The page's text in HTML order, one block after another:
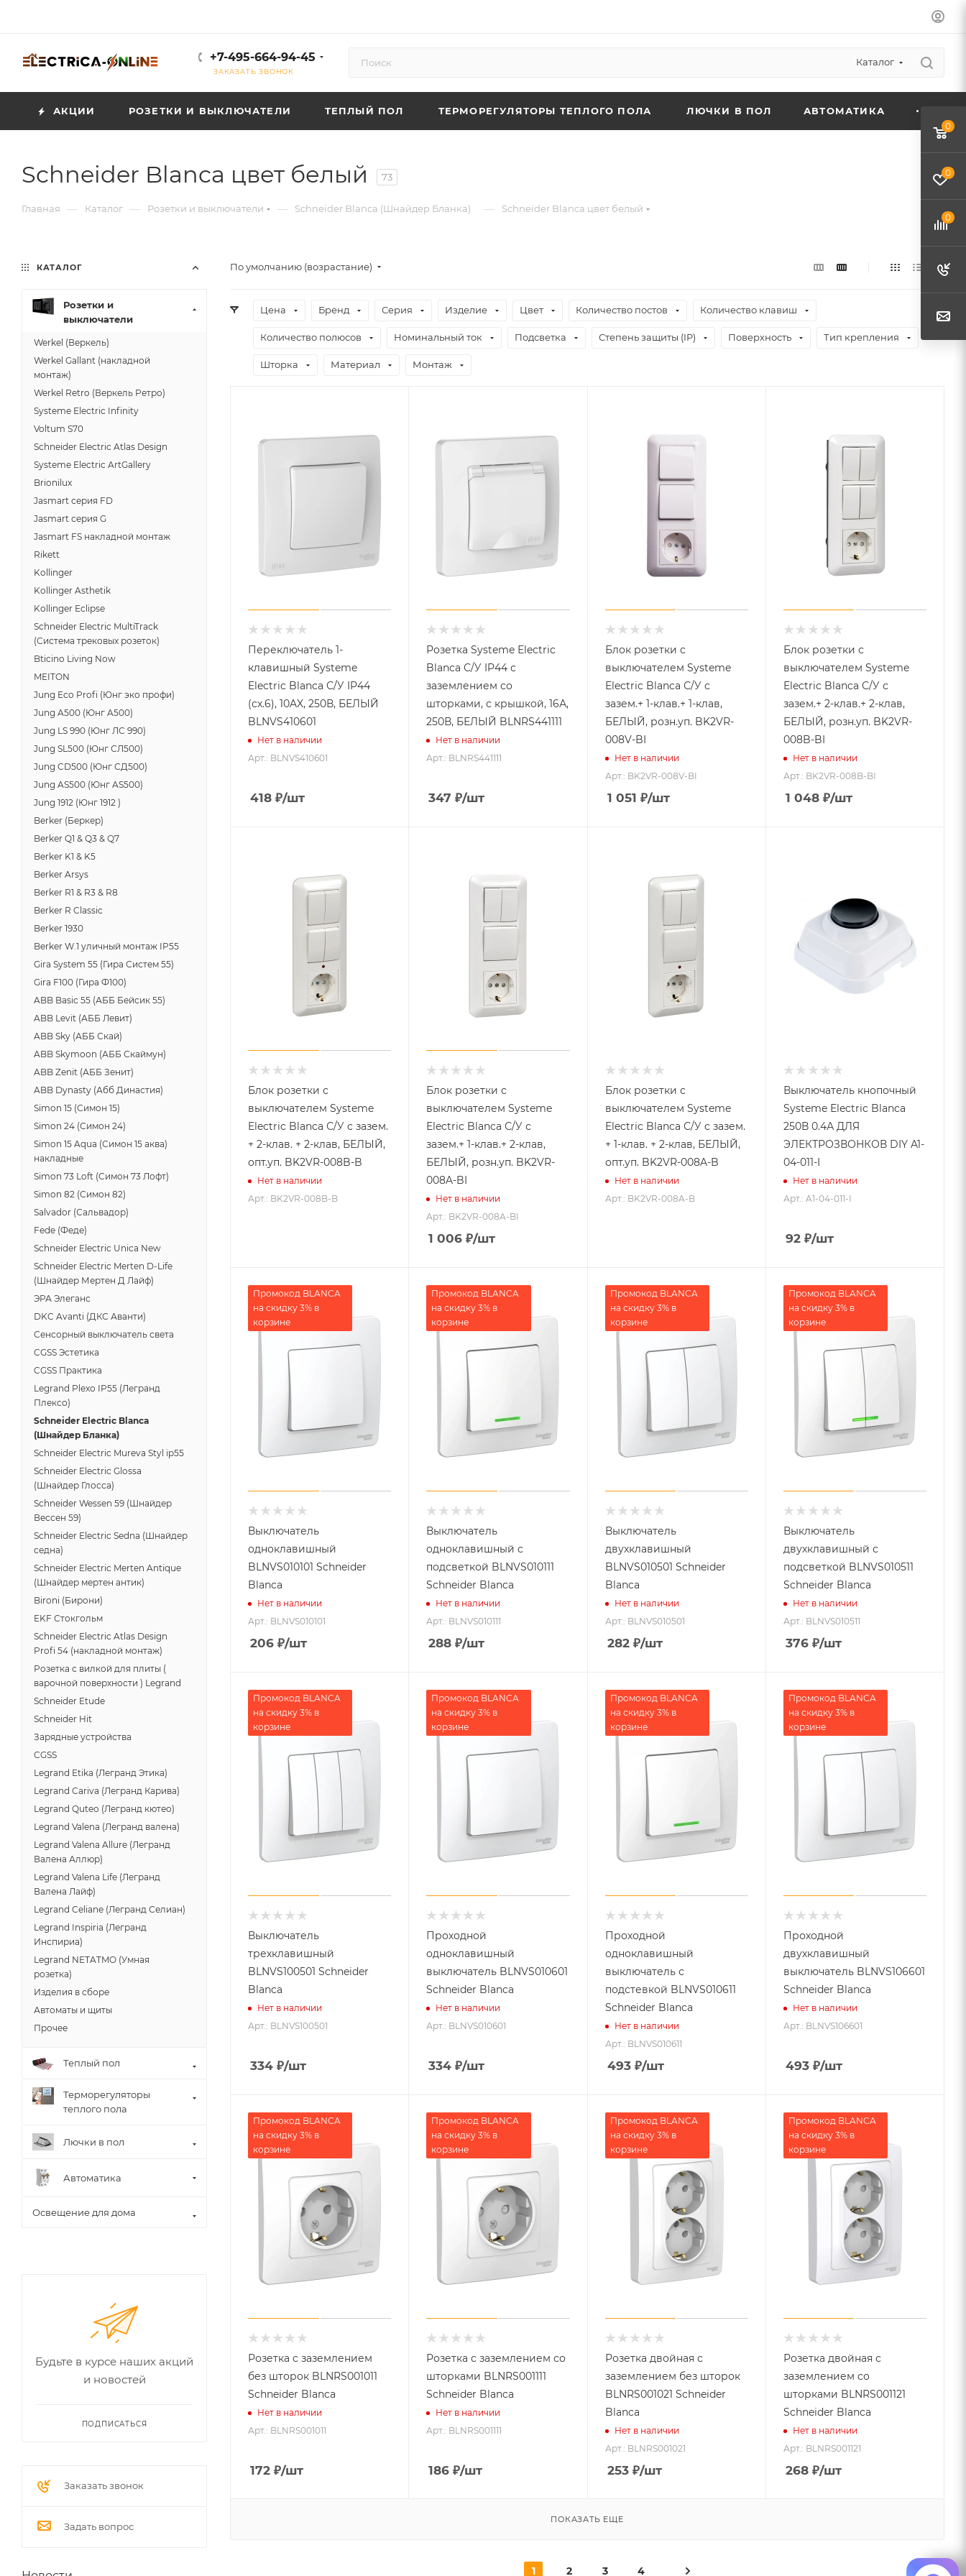
+7-495-664-94-45
ЗАКАЗАТЬ ЗВОНОК
Каталог
АКЦИИ РОЗЕТКИ И ВЫКЛЮЧАТЕЛИ ТЕПЛЫЙ ПОЛ ТЕРМОРЕГУЛЯТОРЫ ТЕПЛОГО ПОЛА ЛЮЧКИ В ПОЛ АВТОМАТИКА
Schneider Blanca цвет белый 73
Главная — Каталог — Розетки и выключатели — Schneider Blanca (Шнайдер Бланка) — Schneider Blanca цвет белый
По умолчанию (возрастание)
Цена Бренд Серия Изделие Цвет Количество постов Количество клавиш
Количество полюсов Номинальный ток Подсветка Степень защиты (IP) Поверхность Тип крепления
Шторка Материал Монтаж
Переключатель 1-
клавишный Systeme
Electric Blanca С/У IP44
(сх.6), 10AX, 250В, БЕЛЫЙ
BLNVS410601
Нет в наличии
Арт.: BLNVS410601
418 ₽/шт
Розетка Systeme Electric
Blanca С/У IP44 с
заземлением со
шторками, с крышкой, 16А,
250В, БЕЛЫЙ BLNRS441111
Нет в наличии
Арт.: BLNRS441111
347 ₽/шт
Блок розетки с
выключателем Systeme
Electric Blanca С/У с
зазем.+ 1-клав.+ 1-клав,
БЕЛЫЙ, розн.уп. BK2VR-
008V-BI
Нет в наличии
Арт.: BK2VR-008V-BI
1 051 ₽/шт
Блок розетки с
выключателем Systeme
Electric Blanca С/У с
зазем.+ 2-клав.+ 2-клав,
БЕЛЫЙ, розн.уп. BK2VR-
008B-BI
Нет в наличии
Арт.: BK2VR-008B-BI
1 048₽/шт
Блок розетки с
выключателем Systeme
Electric Blanca С/У с зазем.
+ 2-клав. + 2-клав, БЕЛЫЙ,
опт.уп. BK2VR-008B-B
Нет в наличии
Арт.: BK2VR-008B-B
Блок розетки с
выключателем Systeme
Electric Blanca С/У с
зазем.+ 1-клав.+ 2-клав,
БЕЛЫЙ, розн.уп. BK2VR-
008A-BI
Нет в наличии
Арт.: BK2VR-008A-BI
1 006 ₽/шт
Блок розетки с
выключателем Systeme
Electric Blanca С/У с зазем.
+ 1-клав. + 2-клав, БЕЛЫЙ,
опт.уп. BK2VR-008A-B
Нет в наличии
Арт.: BK2VR-008A-B
Выключатель кнопочный
Systeme Electric Blanca
250В 0.4А ДЛЯ
ЭЛЕКТРОЗВОНКОВ DIY A1-
04-011-I
Нет в наличии
Арт.: A1-04-011-I
92₽/шт
Промокод BLANCA
на скидку 3% в
корзине
Выключатель
одноклавишный
BLNVS010101 Schneider
Blanca
Нет в наличии
Арт.: BLNVS010101
206 ₽/шт
Промокод BLANCA
на скидку 3% в
корзине
Выключатель
одноклавишный с
подсветкой BLNVS010111
Schneider Blanca
Нет в наличии
Арт.: BLNVS010111
288 ₽/шт
Промокод BLANCA
на скидку 3% в
корзине
Выключатель
двухклавишный
BLNVS010501 Schneider
Blanca
Нет в наличии
Арт.: BLNVS010501
282₽/шт
Промокод BLANCA
на скидку 3% в
корзине
Выключатель
двухклавишный с
подсветкой BLNVS010511
Schneider Blanca
Нет в наличии
Арт.: BLNVS010511
376₽/шт
Промокод BLANCA
на скидку 3% в
корзине
Выключатель
трехклавишный
BLNVS100501 Schneider
Blanca
Нет в наличии
Арт.: BLNVS100501
334 ₽/шт
Промокод BLANCA
на скидку 3% в
корзине
Проходной
одноклавишный
выключатель BLNVS010601
Schneider Blanca
Нет в наличии
Арт.: BLNVS010601
334 ₽/шт
Промокод BLANCA
на скидку 3% в
корзине
Проходной
одноклавишный
выключатель с
подстевкой BLNVS010611
Schneider Blanca
Нет в наличии
Арт.: BLNVS010611
493₽/шт
Промокод BLANCA
на скидку 3% в
корзине
Проходной
двухклавишный
выключатель BLNVS106601
Schneider Blanca
Нет в наличии
Арт.: BLNVS106601
493₽/шт
Промокод BLANCA
на скидку 3% в
корзине
Розетка с заземлением
без шторок BLNRS001011
Schneider Blanca
Нет в наличии
Арт.: BLNRS001011
172 ₽/шт
Промокод BLANCA
на скидку 3% в
корзине
Розетка с заземлением со
шторками BLNRS001111
Schneider Blanca
Нет в наличии
Арт.: BLNRS001111
186 ₽/шт
Промокод BLANCA
на скидку 3% в
корзине
Розетка двойная с
заземлением без шторок
BLNRS001021 Schneider
Blanca
Нет в наличии
Арт.: BLNRS001021
253₽/шт
Промокод BLANCA
на скидку 3% в
корзине
Розетка двойная с
заземлением со
шторками BLNRS001121
Schneider Blanca
Нет в наличии
Арт.: BLNRS001121
268₽/шт
ПОКАЗАТЬ ЕЩЕ
1 2 3 4
КАТАЛОГ
Розетки и
выключатели
Werkel (Веркель)
Werkel Gallant (накладной
монтаж)
Werkel Retro (Веркель Ретро)
Systeme Electric Infinity
Voltum S70
Schneider Electric Atlas Design
Systeme Electric ArtGallery
Brionilux
Jasmart серия FD
Jasmart серия G
Jasmart FS накладной монтаж
Rikett
Kollinger
Kollinger Asthetik
Kollinger Eclipse
Schneider Electric MultiTrack
(Система трековых розеток)
Bticino Living Now
MEITON
Jung Eco Profi (Юнг эко профи)
Jung A500 (Юнг A500)
Jung LS 990 (Юнг ЛС 990)
Jung SL500 (Юнг СЛ500)
Jung CD500 (Юнг СД500)
Jung AS500 (Юнг AS500)
Jung 1912 (Юнг 1912 )
Berker (Беркер)
Berker Q1 & Q3 & Q7
Berker K1 & K5
Berker Arsys
Berker R1 & R3 & R8
Berker R Classic
Berker 1930
Berker W.1 уличный монтаж IP55
Gira System 55 (Гира Систем 55)
Gira F100 (Гира Ф100)
ABB Basic 55 (АББ Бейсик 55)
ABB Levit (АББ Левит)
ABB Sky (АББ Скай)
ABB Skymoon (АББ Скаймун)
ABB Zenit (АББ Зенит)
ABB Dynasty (Абб Династия)
Simon 15 (Симон 15)
Simon 24 (Симон 24)
Simon 15 Aqua (Симон 15 аква)
накладные
Simon 73 Loft (Симон 73 Лофт)
Simon 82 (Симон 82)
Salvador (Сальвадор)
Fede (Феде)
Schneider Electric Unica New
Schneider Electric Merten D-Life
(Шнайдер Мертен Д Лайф)
ЭРА Элеганс
DKC Avanti (ДКС Аванти)
Сенсорный выключатель света
CGSS Эстетика
CGSS Практика
Legrand Plexo IP55 (Легранд
Плексо)
Schneider Electric Blanca
(Шнайдер Бланка)
Schneider Electric Mureva Styl ip55
Schneider Electric Glossa
(Шнайдер Глосса)
Schneider Wessen 59 (Шнайдер
Вессен 59)
Schneider Electric Sedna (Шнайдер
седна)
Schneider Electric Merten Antique
(Шнайдер мертен антик)
Bironi (Бирони)
EKF Стокгольм
Schneider Electric Atlas Design
Profi 54 (накладной монтаж)
Розетка с вилкой для плиты (
варочной поверхности ) Legrand
Schneider Etude
Schneider Hit
Зарядные устройства
CGSS
Legrand Etika (Легранд Этика)
Legrand Cariva (Легранд Карива)
Legrand Quteo (Легранд кютео)
Legrand Valena (Легранд валена)
Legrand Valena Allure (Легранд
Валена Аллюр)
Legrand Valena Life (Легранд
Валена Лайф)
Legrand Celiane (Легранд Селиан)
Legrand Inspiria (Легранд
Инспириа)
Legrand NETATMO (Умная
розетка)
Изделия в сборе
Автоматы и щиты
Прочее
Теплый пол
Терморегуляторы
теплого пола
Лючки в пол
Автоматика
Освещение для дома
Будьте в курсе наших акций
и новостей
ПОДПИСАТЬСЯ
Заказать звонок
Задать вопрос
0
0
0